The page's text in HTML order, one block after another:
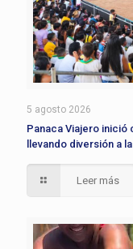
5 agosto 2026
Panaca Viajero inició
llevando diversión a
Leer más